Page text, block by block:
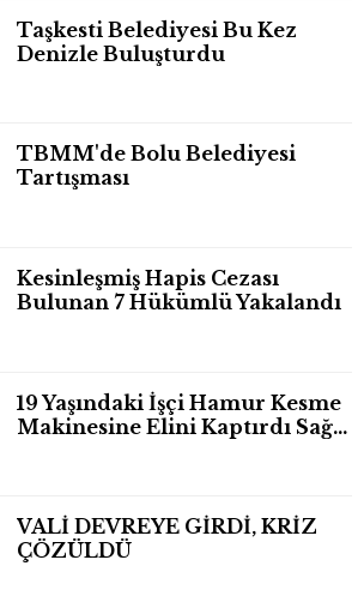
Taşkesti Belediyesi Bu Kez
Denizle Buluşturdu
TBMM'de Bolu Belediyesi
Tartışması
Kesinleşmiş Hapis Cezası
Bulunan 7 Hükümlü Yakalandı
19 Yaşındaki İşçi Hamur Kesme
Makinesine Elini Kaptırdı Sağ
VALİ DEVREYE GİRDİ, KRİZ
ÇÖZÜLDÜ